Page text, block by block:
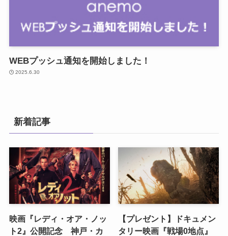
WEBプッシュ通知を開始しました！
2025.6.30
新着記事
映画『レディ・オア・ノッ
ト2』公開記念 神戸・カ
【プレゼント】ドキュメン
タリー映画『戦場0地点』